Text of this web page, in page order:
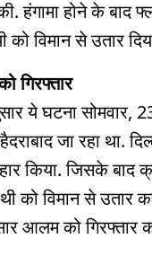
हंगामा होने के बाद
विमान से उतार
गिरफ्तार
ये घटना सोमवार,
जा रहा था.
किया. जिसके बाद
विमान से उतार कर
आलम को गिरफ्तार